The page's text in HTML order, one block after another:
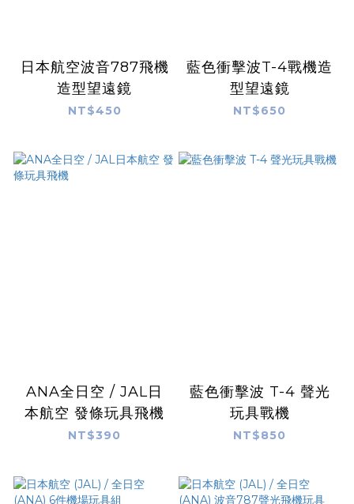
日本航空波音787飛機
造型望遠鏡
NT$450
藍色衝擊波T-4戰機造
型望遠鏡
NT$650
ANA全日空 / JAL日
本航空 發條玩具飛機
NT$390
藍色衝擊波 T-4 聲光
玩具戰機
NT$850